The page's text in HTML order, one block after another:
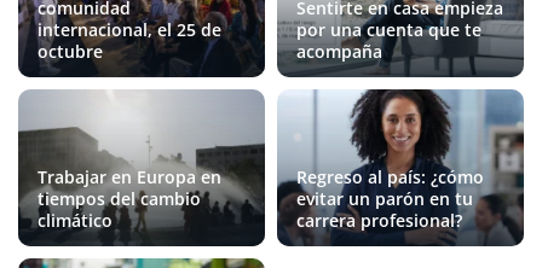
comunidad
internacional, el 25 de
octubre
Sentirte en casa empieza
por una cuenta que te
acompaña
Trabajar en Europa en
tiempos del cambio
climático
Regreso al país: ¿cómo
evitar un parón en tu
carrera profesional?